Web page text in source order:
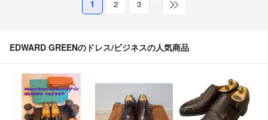
1 2 3 …
EDWARD GREENのドレス/ビジネスの人気商品